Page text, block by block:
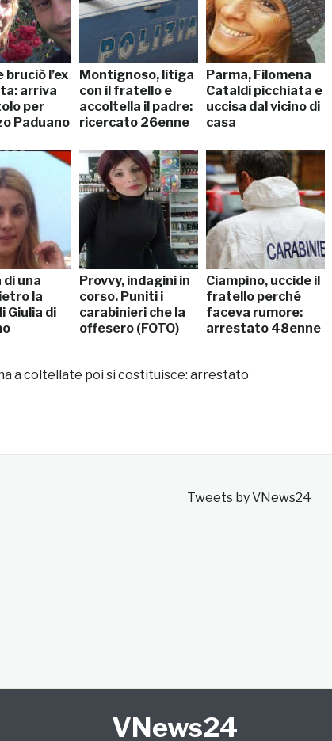
bruciò l’ex
arriva
per
Paduano
Montignoso, litiga
con il fratello e
accoltella il padre:
ricercato 26enne
Parma, Filomena
Cataldi picchiata e
uccisa dal vicino di
casa
di una
la
Giulia di
Provvy, indagini in
corso. Puniti i
carabinieri che la
offesero (FOTO)
Ciampino, uccide il
fratello perché
faceva rumore:
arrestato 48enne
a coltellate poi si costituisce: arrestato
Tweets by VNews24
VNews24